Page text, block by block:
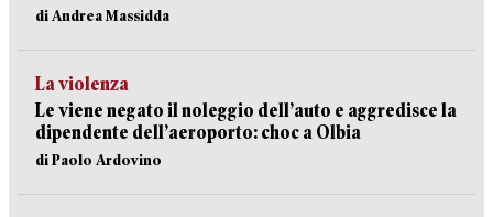
di Andrea Massidda
La violenza
Le viene negato il noleggio dell’auto e aggredisce la
dipendente dell’aeroporto: choc a Olbia
di Paolo Ardovino